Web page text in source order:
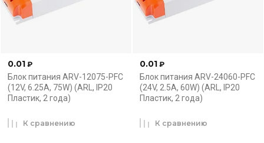
0.01 ₽
Блок питания ARV-12075-PFC
(12V, 6.25A, 75W) (ARL, IP20
Пластик, 2 года)
К сравнению
0.01 ₽
Блок питания ARV-24060-PFC
(24V, 2.5A, 60W) (ARL, IP20
Пластик, 2 года)
К сравнению